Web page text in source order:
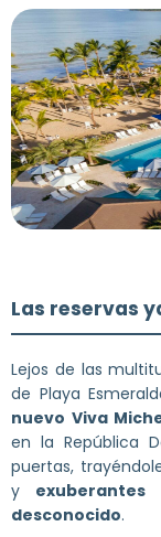
Las reservas
Lejos de las
de Playa
nuevo Viva
en la República
puertas,
y
desconocido.